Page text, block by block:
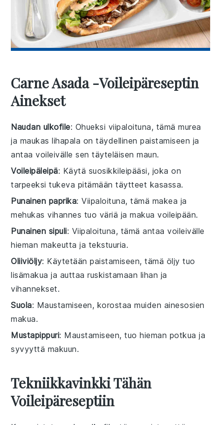
Carne Asada -voileipäreseptin
Ainekset
Naudan ulkofile: Ohueksi viipaloituna, tämä murea
ja maukas lihapala on täydellinen paistamiseen ja
antaa voileivälle sen täyteläisen maun.
Voileipäleipä: Käytä suosikkileipääsi, joka on
tarpeeksi tukeva pitämään täytteet kasassa.
Punainen paprika: Viipaloituna, tämä makea ja
mehukas vihannes tuo väriä ja makua voileipään.
Punainen sipuli: Viipaloituna, tämä antaa voileivälle
hieman makeutta ja tekstuuria.
Oliiviöljy: Käytetään paistamiseen, tämä öljy tuo
lisämakua ja auttaa ruskistamaan lihan ja
vihannekset.
Suola: Maustamiseen, korostaa muiden ainesosien
makua.
Mustapippuri: Maustamiseen, tuo hieman potkua ja
syvyyttä makuun.
Tekniikkavinkki Tähän
Voileipäreseptiin